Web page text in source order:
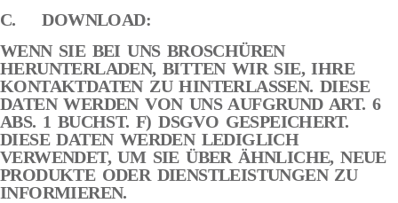
C. DOWNLOAD:
WENN SIE BEI UNS BROSCHÜREN
HERUNTERLADEN, BITTEN WIR SIE, IHRE
KONTAKTDATEN ZU HINTERLASSEN. DIESE
DATEN WERDEN VON UNS AUFGRUND ART. 6
ABS. 1 BUCHST. F) DSGVO GESPEICHERT.
DIESE DATEN WERDEN LEDIGLICH
VERWENDET, UM SIE ÜBER ÄHNLICHE, NEUE
PRODUKTE ODER DIENSTLEISTUNGEN ZU
INFORMIEREN.